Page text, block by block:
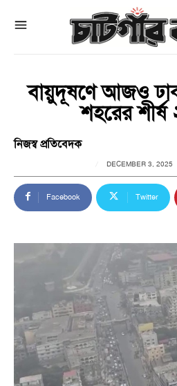
বায়ুদূষণে আজও
শহরের শীর্ষ
নিজস্ব প্রতিবেদক
DECEMBER 3, 2025
Facebook Twitter